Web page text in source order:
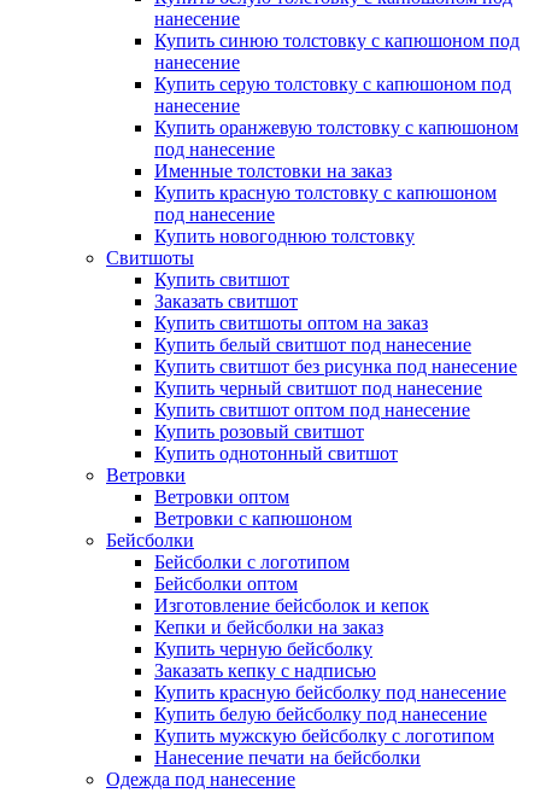
нанесение
Купить синюю толстовку с капюшоном под
нанесение
Купить серую толстовку с капюшоном под
нанесение
Купить оранжевую толстовку с капюшоном
под нанесение
Именные толстовки на заказ
Купить красную толстовку с капюшоном
под нанесение
Купить новогоднюю толстовку
Свитшоты
Купить свитшот
Заказать свитшот
Купить свитшоты оптом на заказ
Купить белый свитшот под нанесение
Купить свитшот без рисунка под нанесение
Купить черный свитшот под нанесение
Купить свитшот оптом под нанесение
Купить розовый свитшот
Купить однотонный свитшот
Ветровки
Ветровки оптом
Ветровки с капюшоном
Бейсболки
Бейсболки с логотипом
Бейсболки оптом
Изготовление бейсболок и кепок
Кепки и бейсболки на заказ
Купить черную бейсболку
Заказать кепку с надписью
Купить красную бейсболку под нанесение
Купить белую бейсболку под нанесение
Купить мужскую бейсболку с логотипом
Нанесение печати на бейсболки
Одежда под нанесение